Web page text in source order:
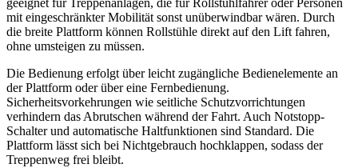
geeignet für Treppenanlagen, die für Rollstuhlfahrer oder Personen
mit eingeschränkter Mobilität sonst unüberwindbar wären. Durch
die breite Plattform können Rollstühle direkt auf den Lift fahren,
ohne umsteigen zu müssen.
Die Bedienung erfolgt über leicht zugängliche Bedienelemente an
der Plattform oder über eine Fernbedienung.
Sicherheitsvorkehrungen wie seitliche Schutzvorrichtungen
verhindern das Abrutschen während der Fahrt. Auch Notstopp-
Schalter und automatische Haltfunktionen sind Standard. Die
Plattform lässt sich bei Nichtgebrauch hochklappen, sodass der
Treppenweg frei bleibt.